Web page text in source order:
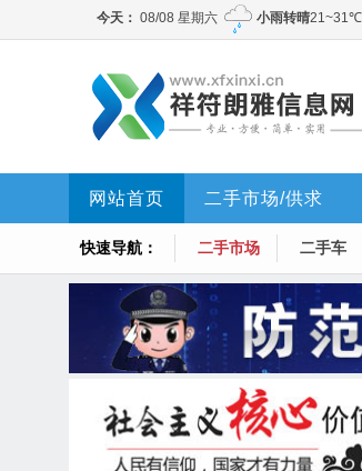
网站首页 二手市场/供求
快速导航： 二手市场 二手车